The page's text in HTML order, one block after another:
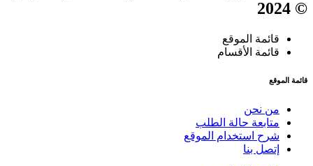
© 2024
قائمة الموقع
قائمة الأقسام
قائمة الموقع
من نحن
متابعة حالة الطلب
شرح استخدام الموقع
إتصل بنا